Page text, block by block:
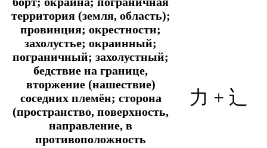
территория (земля, область);
провинция; окрестности;
захолустье; окраинный;
пограничный; захолустный;
бедствие на границе,
вторжение (нашествие)
соседних племён; сторона
(пространство, поверхность,
направление, в
противоположность
力 + 辶